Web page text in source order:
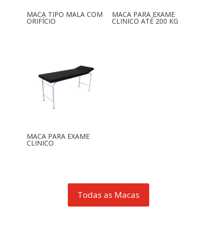
MACA TIPO MALA COM
ORIFÍCIO
MACA PARA EXAME
CLINICO ATÉ 200 KG
MACA PARA EXAME
CLINICO
Todas as Macas